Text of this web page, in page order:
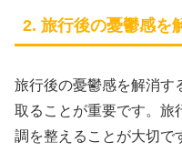
2. 旅行後の憂鬱感を
旅行後の憂鬱感を解消す
取ることが重要です。旅
調を整えることが大切で